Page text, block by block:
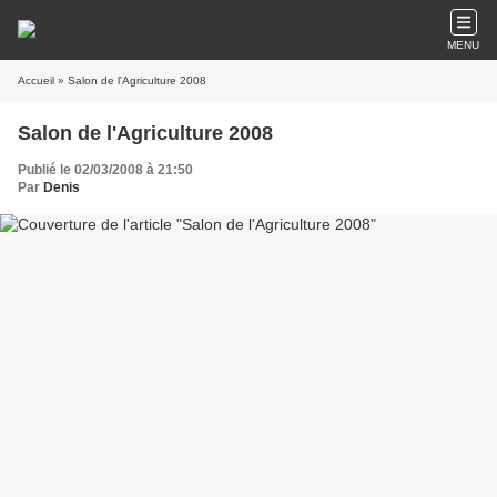
MENU
Accueil » Salon de l'Agriculture 2008
Salon de l'Agriculture 2008
Publié le 02/03/2008 à 21:50
Par Denis